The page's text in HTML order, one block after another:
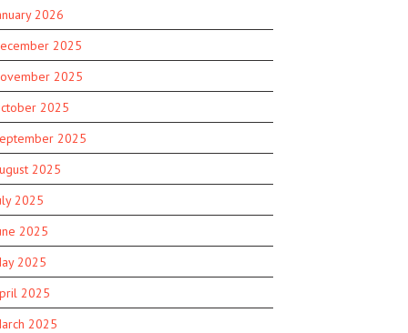
2026
2025
2025
2025
2025
2025
2025
2025
2025
2025
2025